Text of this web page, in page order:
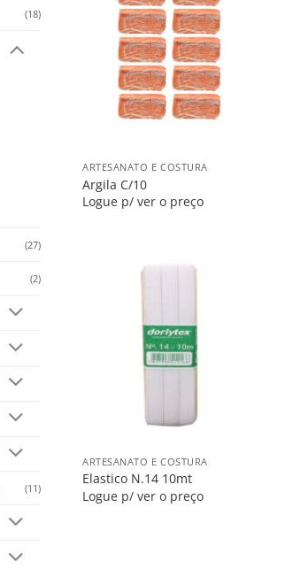
(18)
(27)
(2)
(11)
ARTESANATO E COSTURA
Argila C/10
Logue p/ ver o preço
ARTESANATO E COSTURA
Elastico N.14 10mt
Logue p/ ver o preço